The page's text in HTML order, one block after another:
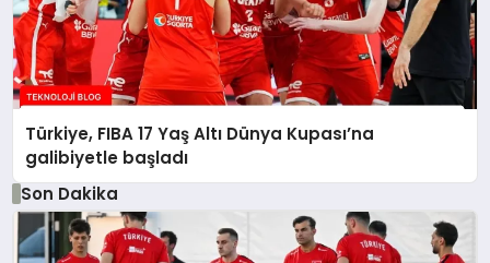
Türkiye, FIBA 17 Yaş Altı Dünya Kupası’na
galibiyetle başladı
Son Dakika